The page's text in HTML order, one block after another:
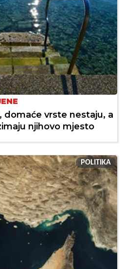
domaće vrste nestaju, a
njihovo mjesto
POLITIKA